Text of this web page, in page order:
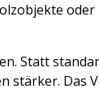
Statt
stärker. Das